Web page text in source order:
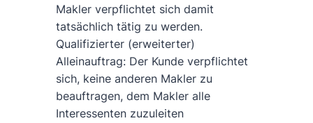
Makler verpflichtet sich damit
tatsächlich tätig zu werden.
Qualifizierter (erweiterter)
Alleinauftrag: Der Kunde verpflichtet
sich, keine anderen Makler zu
beauftragen, dem Makler alle
Interessenten zuzuleiten